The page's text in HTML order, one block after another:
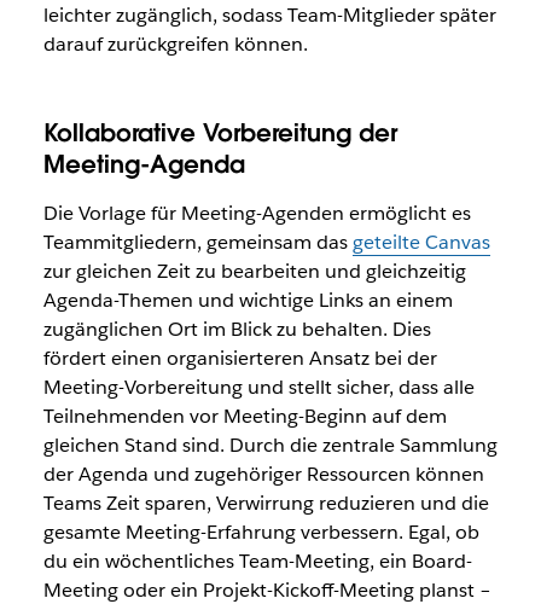
leichter zugänglich, sodass Team-Mitglieder später
darauf zurückgreifen können.
Kollaborative Vorbereitung der
Meeting-Agenda
Die Vorlage für Meeting-Agenden ermöglicht es
Teammitgliedern, gemeinsam dasgeteilte Canvas
zur gleichen Zeit zu bearbeiten und gleichzeitig
Agenda-Themen und wichtige Links an einem
zugänglichen Ort im Blick zu behalten. Dies
fördert einen organisierteren Ansatz bei der
Meeting-Vorbereitung und stellt sicher, dass alle
Teilnehmenden vor Meeting-Beginn auf dem
gleichen Stand sind. Durch die zentrale Sammlung
der Agenda und zugehöriger Ressourcen können
Teams Zeit sparen, Verwirrung reduzieren und die
gesamte Meeting-Erfahrung verbessern. Egal, ob
du ein wöchentliches Team-Meeting, ein Board-
Meeting oder ein Projekt-Kickoff-Meeting planst –